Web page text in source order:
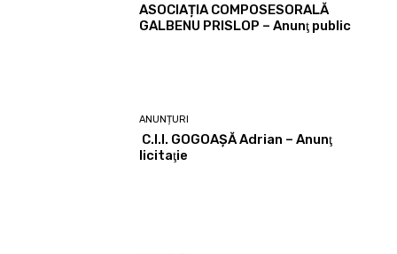
ASOCIAȚIA COMPOSESORALĂ
GALBENU PRISLOP – Anunţ public
ANUNȚURI
C.I.I. GOGOAŞĂ Adrian – Anunţ
licitaţie